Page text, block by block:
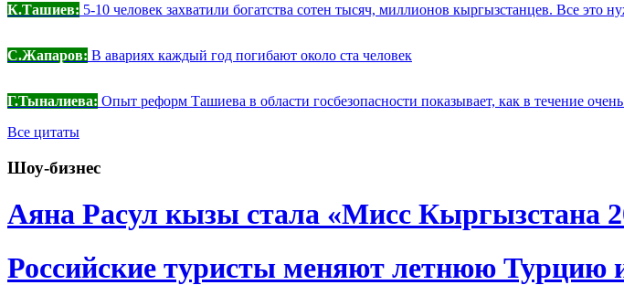
К.Ташиев: 5-10 человек захватили богатства сотен тысяч, миллионов кыргызстанцев. Все это
С.Жапаров: В авариях каждый год погибают около ста человек
Г.Тыналиева: Опыт реформ Ташиева в области госбезопасности показывает, как в течение
Все цитаты
Шоу-бизнес
Аяна Расул кызы стала «Мисс Кыргызстана
Российские туристы меняют летнюю Турцию